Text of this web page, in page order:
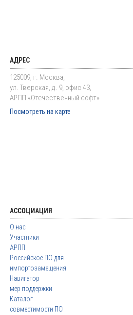
АДРЕС
125009, г. Москва,
ул. Тверская, д. 9, офис 43,
АРПП «Отечественный софт»
Посмотреть на карте
АССОЦИАЦИЯ
О нас
Участники
АРПП
Российское ПО для
импортозамещения
Навигатор
мер поддержки
Каталог
совместимости ПО